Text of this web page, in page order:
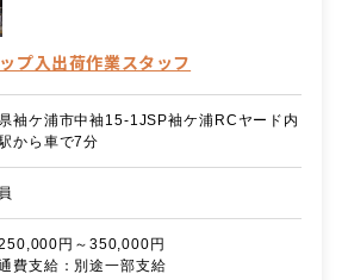
プ入出荷作業スタッフ
袖ケ浦市中袖15-1JSP袖ケ浦RCヤード内
から車で7分
円～350,000円
費支給：別途一部支給